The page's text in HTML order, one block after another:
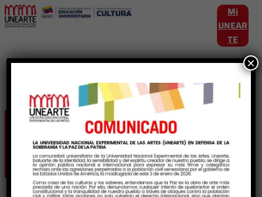
Mi
UNEAR
TE
Etiqueta:rutadelson
×